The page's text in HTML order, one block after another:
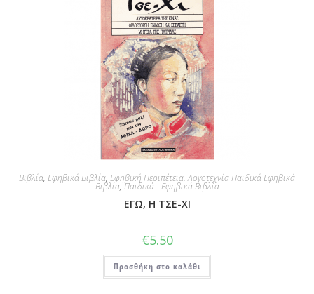
Βιβλία, Εφηβικά Βιβλία, Εφηβική Περιπέτεια,Λογοτεχνία Παιδικά Εφηβικά
Βιβλία,Παιδικά - Εφηβικά Βιβλία
ΕΓΩ, Η ΤΣΕ-ΧΙ
€5.50
Προσθήκη στο καλάθι